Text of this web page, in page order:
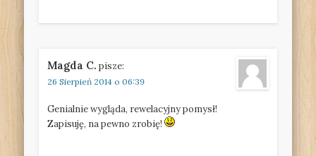
Magda C. pisze:
26 Sierpień 2014 o 06:39
Genialnie wygląda, rewelacyjny pomysł!
Zapisuję, na pewno zrobię!